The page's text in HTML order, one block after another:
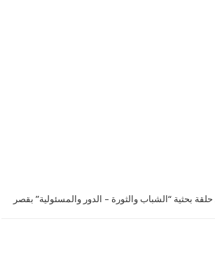
حلقة بحثية “الشباب والثورة – الدور والمسئولية” بقصر